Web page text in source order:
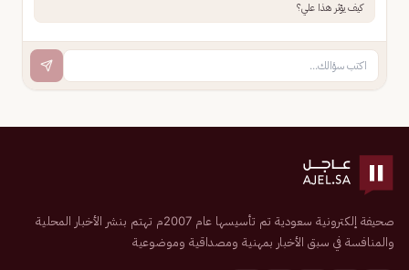
كيف يؤثر هذا علي؟
صحيفة إلكترونية سعودية تم تأسيسها عام 2007م تهتم بنشر الأخبار المحلية
والمنافسة في سبق الأخبار بمهنية ومصداقية وموضوعية